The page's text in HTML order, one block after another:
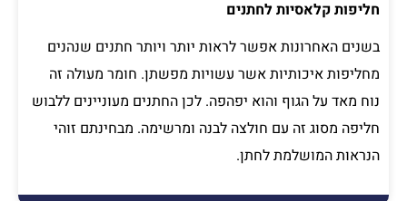
חליפות קלאסיות לחתנים
בשנים האחרונות אפשר לראות יותר ויותר חתנים שנהנים
מחליפות איכותיות אשר עשויות מפשתן. חומר מעולה זה
נוח מאד על הגוף והוא יפהפה. לכן החתנים מעוניינים ללבוש
חליפה מסוג זה עם חולצה לבנה ומרשימה. מבחינתם זוהי
הנראות המושלמת לחתן.